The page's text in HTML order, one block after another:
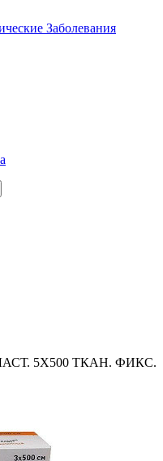
Заболевания
5Х500 ТКАН. ФИКС.